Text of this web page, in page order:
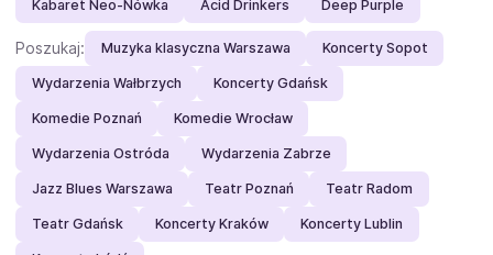
Kabaret Neo-Nówka Acid Drinkers Deep Purple
Poszukaj: Muzyka klasyczna Warszawa Koncerty Sopot
Wydarzenia Wałbrzych Koncerty Gdańsk
Komedie Poznań Komedie Wrocław
Wydarzenia Ostróda Wydarzenia Zabrze
Jazz Blues Warszawa Teatr Poznań Teatr Radom
Teatr Gdańsk Koncerty Kraków Koncerty Lublin